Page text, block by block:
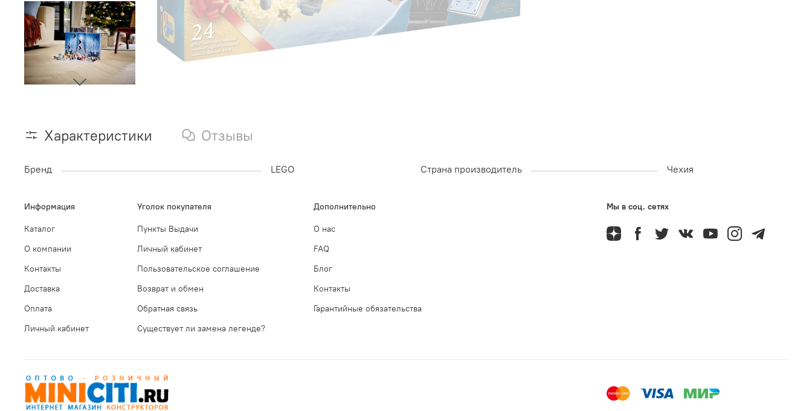
Характеристики Отзывы
Бренд LEGO Страна производитель Чехия
Информация
Каталог
О компании
Контакты
Доставка
Оплата
Личный кабинет
Уголок покупателя
Пункты Выдачи
Личный кабинет
Пользовательское соглашение
Возврат и обмен
Обратная связь
Существует ли замена легенде?
Дополнительно
О нас
FAQ
Блог
Контакты
Гарантийные обязательства
Мы в соц. сетях